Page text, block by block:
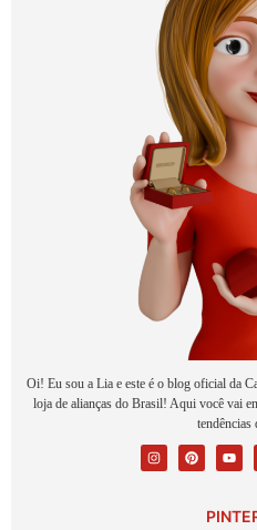
Oi! Eu sou a Lia e este é o blog oficial da
loja de alianças do Brasil! Aqui você vai
tendências